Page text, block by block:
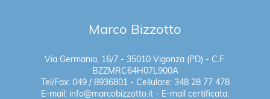
Marco Bizzotto
Via Germania, 16/7 - 35010 Vigonza (PD) - C.F.
BZZMRC64H07L900A
Tel/Fax: 049 / 8936801 - Cellulare: 348 28 77 478
E-mail: info@marcobizzotto.it - E-mail certificata: